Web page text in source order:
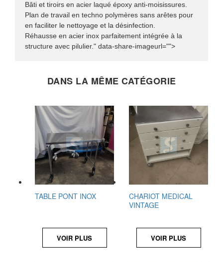
Bâti et tiroirs en acier laqué époxy anti-moisissures.
Plan de travail en techno polymères sans arêtes pour
en faciliter le nettoyage et la désinfection.
Réhausse en acier inox parfaitement intégrée à la
structure avec pilulier." data-share-imageurl="">
DANS LA MÊME CATÉGORIE
TABLE PONT INOX
VOIR PLUS
CHARIOT MEDICAL
VINTAGE
VOIR PLUS